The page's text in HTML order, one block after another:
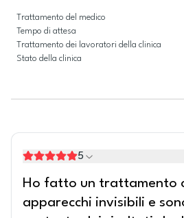
Trattamento del medico
Tempo di attesa
Trattamento dei lavoratori della clinica
Stato della clinica
5
Ho fatto un trattamento
apparecchi invisibili e